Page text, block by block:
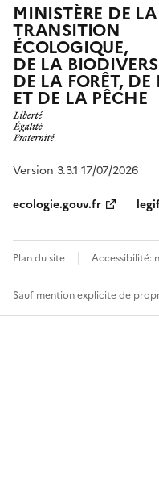
MINISTÈRE DE LA
TRANSITION
ÉCOLOGIQUE,
DE LA
DE LA FORÊT, DE
ET DE LA PÊCHE
Version 3.3.1 17/07/2026
ecologie.gouv.fr
Plan du site Accessibilité:
Sauf mention explicite de